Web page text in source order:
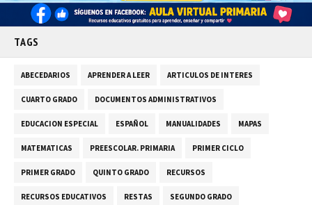
TAGS
ABECEDARIOS APRENDER A LEER ARTICULOS DE INTERES
CUARTO GRADO DOCUMENTOS ADMINISTRATIVOS
EDUCACION ESPECIAL ESPAÑOL MANUALIDADES MAPAS
MATEMATICAS PREESCOLAR. PRIMARIA PRIMER CICLO
PRIMER GRADO QUINTO GRADO RECURSOS
RECURSOS EDUCATIVOS RESTAS SEGUNDO GRADO